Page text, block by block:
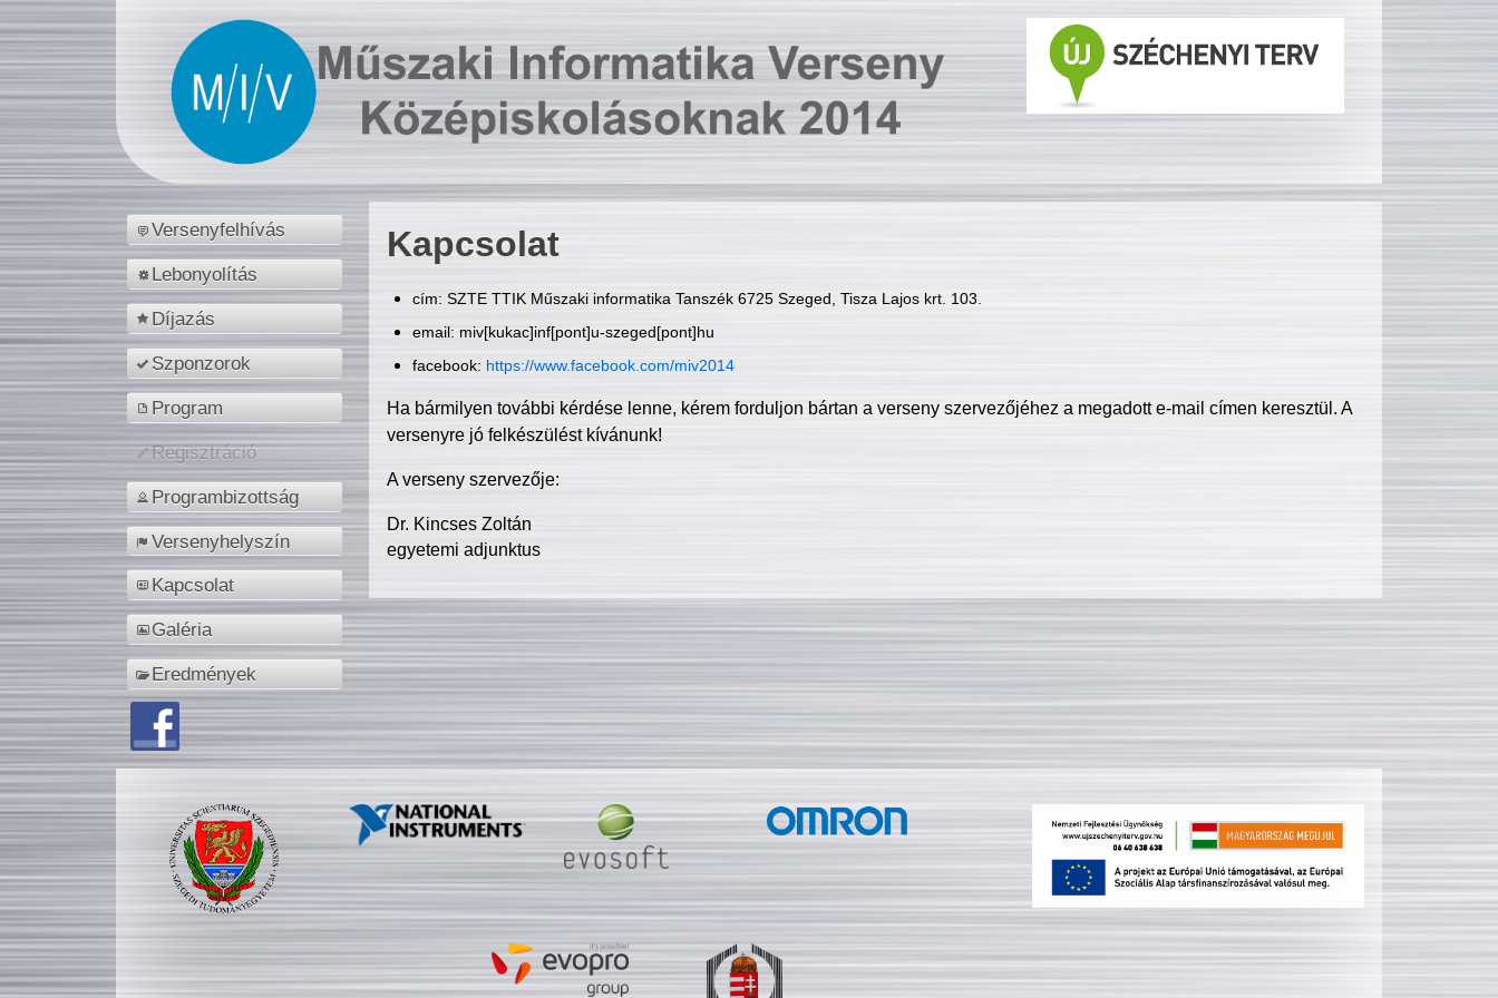
Versenyfelhívás
Lebonyolítás
Díjazás
Szponzorok
Program
Regisztráció
Programbizottság
Versenyhelyszín
Kapcsolat
Galéria
Eredmények
Kapcsolat
cím: SZTE TTIK Műszaki informatika Tanszék 6725 Szeged, Tisza Lajos krt. 103.
email: miv[kukac]inf[pont]u-szeged[pont]hu
facebook: https://www.facebook.com/miv2014
Ha bármilyen további kérdése lenne, kérem forduljon bártan a verseny szervezőjéhez a megadott e-mail címen keresztül. A
versenyre jó felkészülést kívánunk!
A verseny szervezője:
Dr. Kincses Zoltán
egyetemi adjunktus